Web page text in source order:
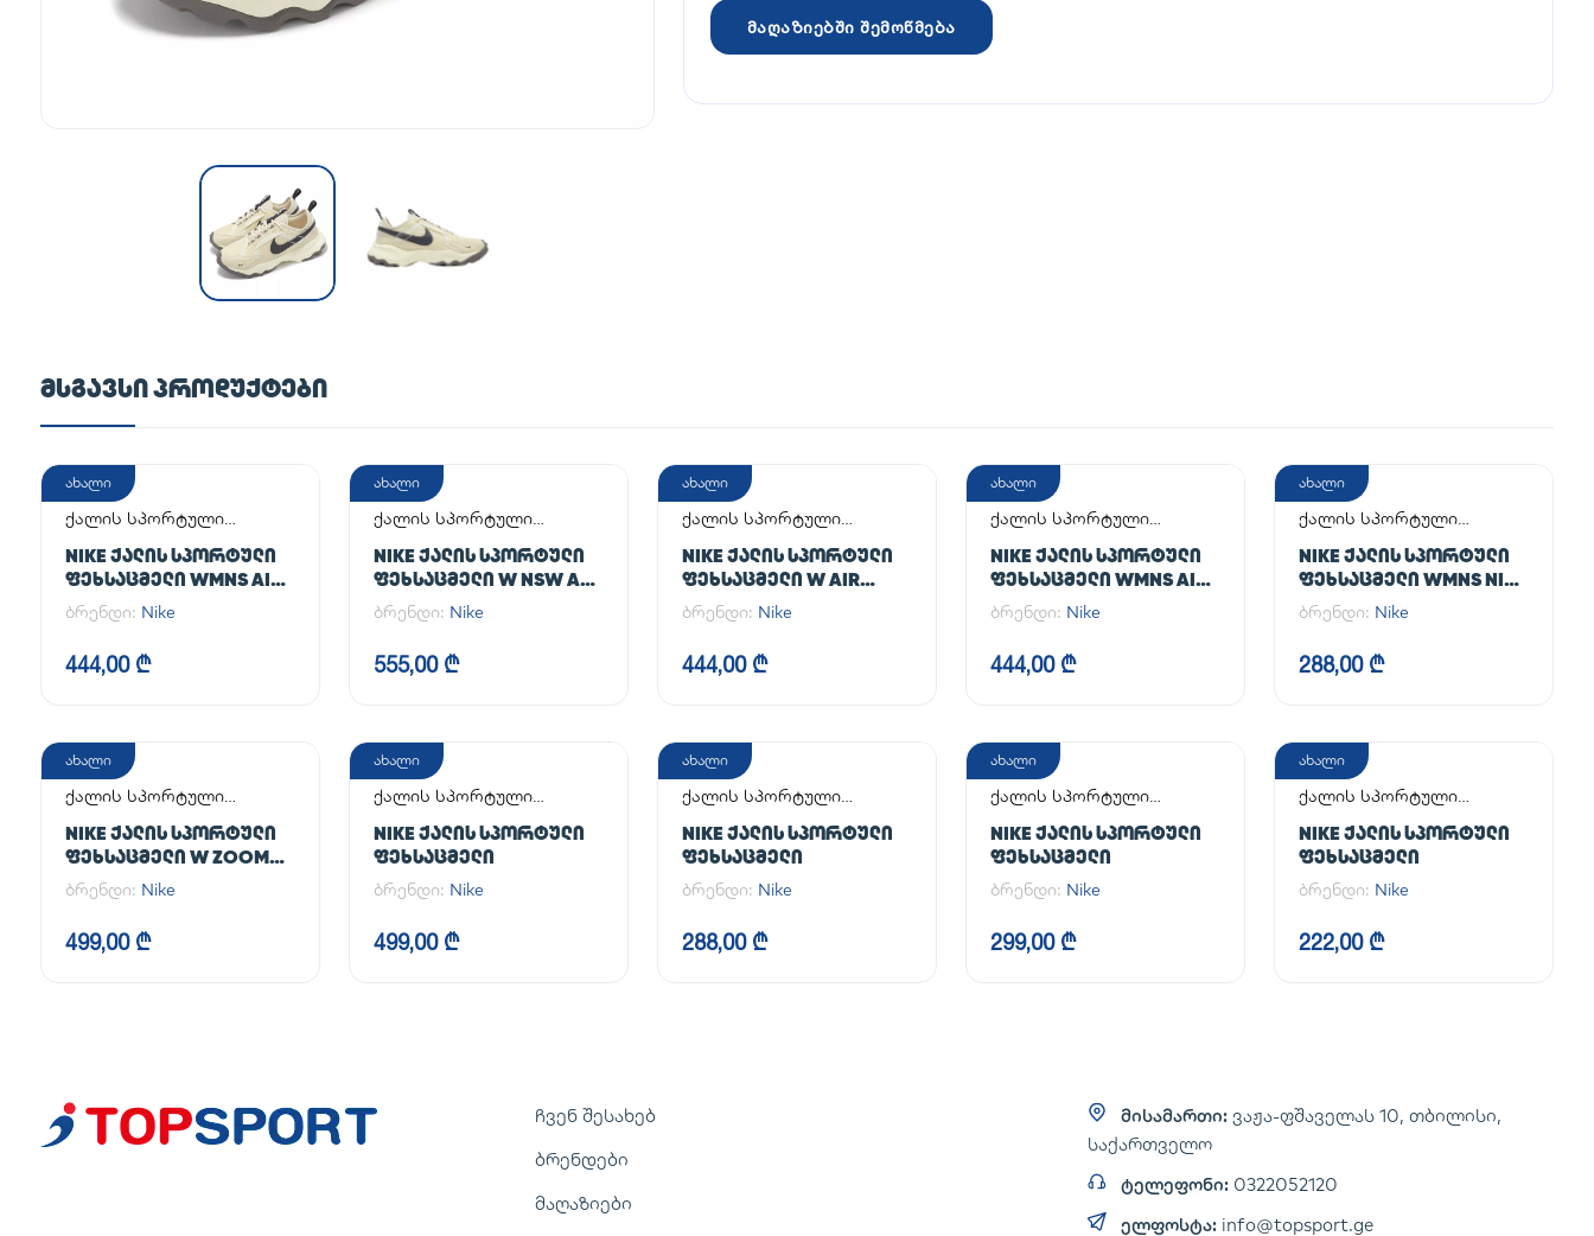
მაღაზიებში შემოწმება
ᲛᲡᲒᲐᲕᲡᲘ ᲞᲠᲝᲓᲣᲥᲢᲔᲑᲘ
ახალი
ქალის სპორტული
NIKE ᲥᲐᲚᲘᲡ ᲡᲞᲝᲠᲢᲣᲚᲘ
ᲤᲔᲮᲡᲐᲪᲛᲔᲚᲘ WMNS AIR
FORCE 1 '07
ბრენდი: Nike
444,00 ₾
ახალი
ქალის სპორტული
NIKE ᲥᲐᲚᲘᲡ ᲡᲞᲝᲠᲢᲣᲚᲘ
ᲤᲔᲮᲡᲐᲪᲛᲔᲚᲘ W NSW AF1
AF1
ბრენდი: Nike
555,00 ₾
ახალი
ქალის სპორტული
NIKE ᲥᲐᲚᲘᲡ ᲡᲞᲝᲠᲢᲣᲚᲘ
ᲤᲔᲮᲡᲐᲪᲛᲔᲚᲘ W AIR
FORCE 1 '07 FLYEASE
ბრენდი: Nike
444,00 ₾
ახალი
ქალის სპორტული
NIKE ᲥᲐᲚᲘᲡ ᲡᲞᲝᲠᲢᲣᲚᲘ
ᲤᲔᲮᲡᲐᲪᲛᲔᲚᲘ WMNS AIR
FORCE 1 '07
ბრენდი: Nike
444,00 ₾
ახალი
ქალის სპორტული
NIKE ᲥᲐᲚᲘᲡ ᲡᲞᲝᲠᲢᲣᲚᲘ
ᲤᲔᲮᲡᲐᲪᲛᲔᲚᲘ WMNS NIKE
INITIATOR
ბრენდი: Nike
288,00 ₾
ახალი
ქალის სპორტული
NIKE ᲥᲐᲚᲘᲡ ᲡᲞᲝᲠᲢᲣᲚᲘ
ᲤᲔᲮᲡᲐᲪᲛᲔᲚᲘ W ZOOM
VAPOR 12
ბრენდი: Nike
499,00 ₾
ახალი
ქალის სპორტული
NIKE ᲥᲐᲚᲘᲡ ᲡᲞᲝᲠᲢᲣᲚᲘ
ᲤᲔᲮᲡᲐᲪᲛᲔᲚᲘ
ბრენდი: Nike
499,00 ₾
ახალი
ქალის სპორტული
NIKE ᲥᲐᲚᲘᲡ ᲡᲞᲝᲠᲢᲣᲚᲘ
ᲤᲔᲮᲡᲐᲪᲛᲔᲚᲘ
ბრენდი: Nike
288,00 ₾
ახალი
ქალის სპორტული
NIKE ᲥᲐᲚᲘᲡ ᲡᲞᲝᲠᲢᲣᲚᲘ
ᲤᲔᲮᲡᲐᲪᲛᲔᲚᲘ
ბრენდი: Nike
299,00 ₾
ახალი
ქალის სპორტული
NIKE ᲥᲐᲚᲘᲡ ᲡᲞᲝᲠᲢᲣᲚᲘ
ᲤᲔᲮᲡᲐᲪᲛᲔᲚᲘ
ბრენდი: Nike
222,00 ₾
ჩვენ შესახებ
ბრენდები
მაღაზიები
მისამართი: ვაჟა-ფშაველას 10, თბილისი,
საქართველო
ტელეფონი: 0322052120
ელფოსტა: info@topsport.ge